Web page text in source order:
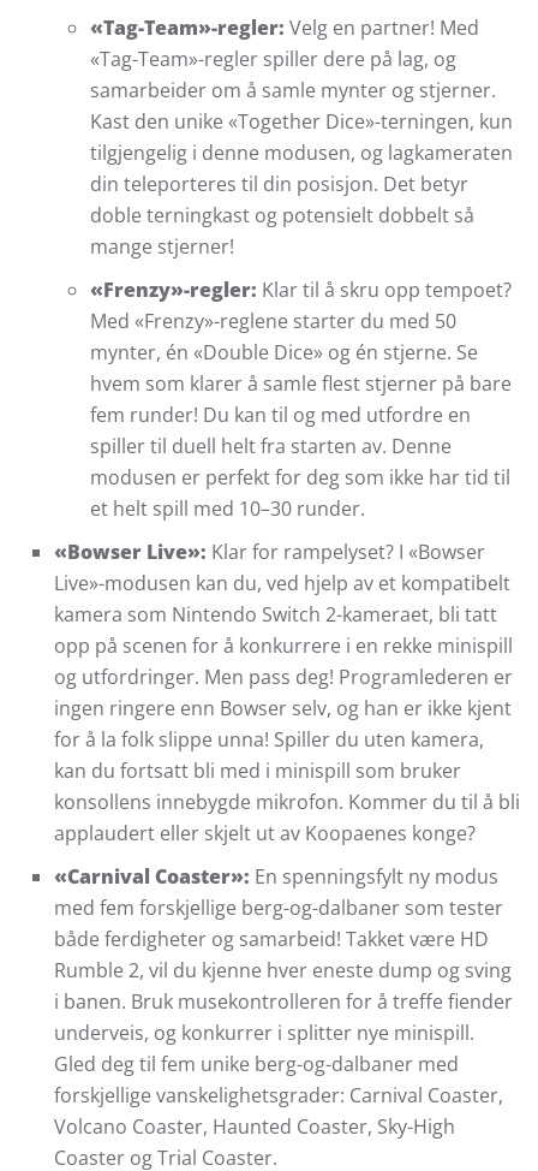
«Tag-Team»-regler: Velg en partner! Med
«Tag-Team»-regler spiller dere på lag, og
samarbeider om å samle mynter og stjerner.
Kast den unike «Together Dice»-terningen, kun
tilgjengelig i denne modusen, og lagkameraten
din teleporteres til din posisjon. Det betyr
doble terningkast og potensielt dobbelt så
mange stjerner!
«Frenzy»-regler: Klar til å skru opp tempoet?
Med «Frenzy»-reglene starter du med 50
mynter, én «Double Dice» og én stjerne. Se
hvem som klarer å samle flest stjerner på bare
fem runder! Du kan til og med utfordre en
spiller til duell helt fra starten av. Denne
modusen er perfekt for deg som ikke har tid til
et helt spill med 10–30 runder.
«Bowser Live»: Klar for rampelyset? I «Bowser
Live»-modusen kan du, ved hjelp av et kompatibelt
kamera som Nintendo Switch 2-kameraet, bli tatt
opp på scenen for å konkurrere i en rekke minispill
og utfordringer. Men pass deg! Programlederen er
ingen ringere enn Bowser selv, og han er ikke kjent
for å la folk slippe unna! Spiller du uten kamera,
kan du fortsatt bli med i minispill som bruker
konsollens innebygde mikrofon. Kommer du til å bli
applaudert eller skjelt ut av Koopaenes konge?
«Carnival Coaster»: En spenningsfylt ny modus
med fem forskjellige berg-og-dalbaner som tester
både ferdigheter og samarbeid! Takket være HD
Rumble 2, vil du kjenne hver eneste dump og sving
i banen. Bruk musekontrolleren for å treffe fiender
underveis, og konkurrer i splitter nye minispill.
Gled deg til fem unike berg-og-dalbaner med
forskjellige vanskelighetsgrader: Carnival Coaster,
Volcano Coaster, Haunted Coaster, Sky-High
Coaster og Trial Coaster.